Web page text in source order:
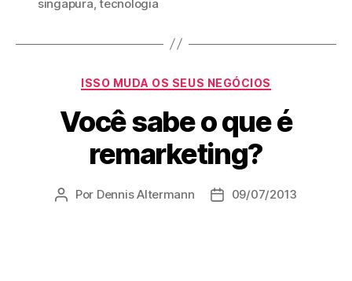
singapura,tecnologia
Categorias
ISSO MUDA OS SEUS NEGÓCIOS
Você sabe o que é
remarketing?
Autor
Por Dennis Altermann
Data09/07/2013